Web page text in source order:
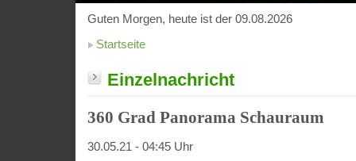
Guten Morgen, heute ist der 09.08.2026
Startseite
Einzelnachricht
360 Grad Panorama Schauraum
30.05.21 - 04:45 Uhr